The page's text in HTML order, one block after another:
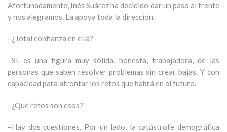
Afortunadamente, Inés Suárez ha decidido dar un paso al frente
y nos alegramos. La apoya toda la dirección.
–¿Total confianza en ella?
–Sí, es una figura muy sólida, honesta, trabajadora, de las
personas que saben resolver problemas sin crear bajas. Y con
capacidad para afrontar los retos que habrá en el futuro.
–¿Qué retos son esos?
–Hay dos cuestiones. Por un lado, la catástrofe demográfica